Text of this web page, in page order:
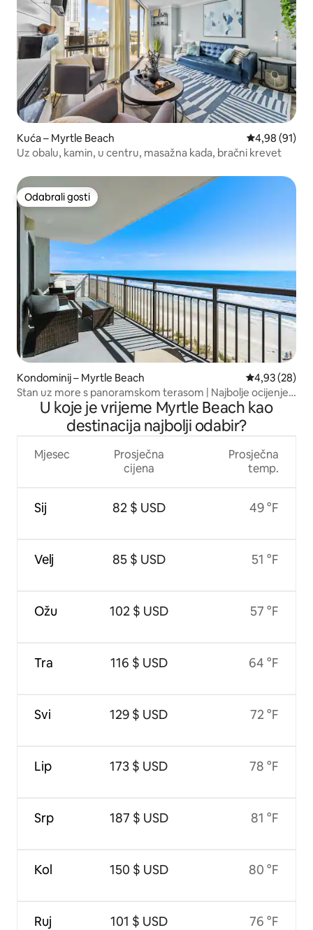
Kuća – Myrtle Beach Prosječna
4,98 (91)
Uz obalu, kamin, u centru, masažna kada, bračni krevet
Odabrali gosti
Odabrali gosti
Kondominij – Myrtle Beach Prosječna
4,93 (28)
Stan uz more s panoramskom terasom | Najbolje ocijenjen
domaćinU koje je vrijeme Myrtle Beach kao
destinacija najbolji odabir?
Mjesec
Sij
Velj
Ožu
Tra
Svi
Lip
Srp
Kol
Ruj
Prosječna
cijena
82 $ USD
85 $ USD
102 $ USD
116 $ USD
129 $ USD
173 $ USD
187 $ USD
150 $ USD
101 $ USD
Prosječna
temp.
49 °F
51 °F
57 °F
64 °F
72 °F
78 °F
81 °F
80 °F
76 °F